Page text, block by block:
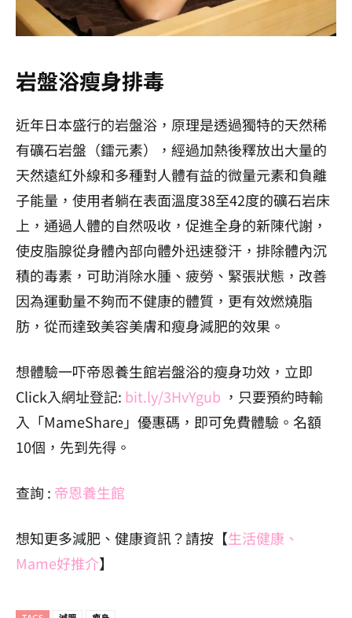
岩盤浴瘦身排毒
近年日本盛行的岩盤浴，原理是透過獨特的天然稀
有礦石岩盤（鐳元素），經過加熱後釋放出大量的
天然遠紅外線和多種對人體有益的微量元素和負離
子能量，使用者躺在表面溫度38至42度的礦石岩床
上，通過人體的自然吸收，促進全身的新陳代謝，
使皮脂腺從身體內部向體外迅速發汗，排除體內沉
積的毒素，可助消除水腫、疲勞、緊張狀態，改善
因為運動量不夠而不健康的體質，更有效燃燒脂
肪，從而達致美容美膚和瘦身減肥的效果。
想體驗一吓帝恩養生館岩盤浴的瘦身功效，立即
Click入網址登記: bit.ly/3HvYgub ，只要預約時輸
入「MameShare」優惠碼，即可免費體驗。名額
10個 ，先到先得。
查詢 : 帝恩養生館
想知更多減肥、健康資訊？請按【生活健康 、
Mame好推介】